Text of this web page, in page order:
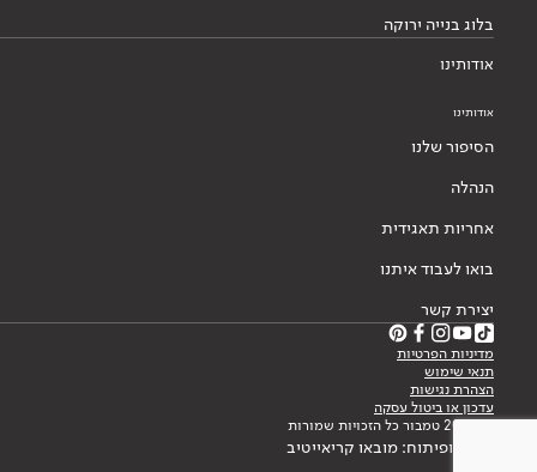
בלוג בנייה ירוקה
אודותינו
אודותינו
הסיפור שלנו
הנהלה
אחריות תאגידית
בואו לעבוד איתנו
יצירת קשר
מדיניות הפרטיות
תנאי שימוש
הצהרת נגישות
עדכון או ביטול עסקה
© 2026 טמבור כל הזכויות שמורות
עיצוב ופיתוח: מובאו קריאייטיב